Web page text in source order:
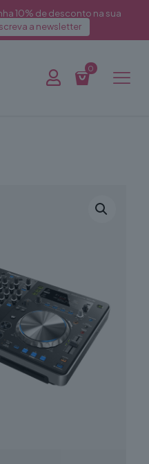
10% de desconto na sua
a newsletter
0